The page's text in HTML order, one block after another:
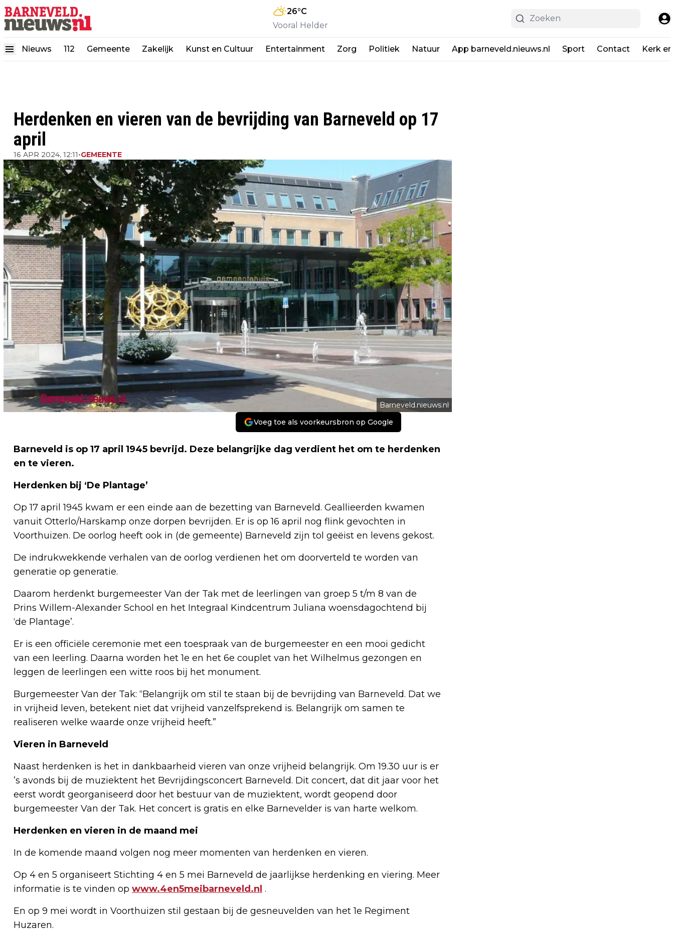
26°C
Vooral Helder
Nieuws 112 Gemeente Zakelijk Kunst en Cultuur Entertainment Zorg Politiek Natuur App barneveld.nieuws.nl Sport Contact Kerk
Herdenken en vieren van de bevrijding van Barneveld op 17
april
16 APR 2024, 12:11•GEMEENTE
Barneveld.nieuws.nl
Voeg toe als voorkeursbron op Google
Barneveld is op 17 april 1945 bevrijd. Deze belangrijke dag verdient het om te herdenken
en te vieren.
Herdenken bij ‘De Plantage’
Op 17 april 1945 kwam er een einde aan de bezetting van Barneveld. Geallieerden kwamen
vanuit Otterlo/Harskamp onze dorpen bevrijden. Er is op 16 april nog flink gevochten in
Voorthuizen. De oorlog heeft ook in (de gemeente) Barneveld zijn tol geëist en levens gekost.
De indrukwekkende verhalen van de oorlog verdienen het om doorverteld te worden van
generatie op generatie.
Daarom herdenkt burgemeester Van der Tak met de leerlingen van groep 5 t/m 8 van de
Prins Willem-Alexander School en het Integraal Kindcentrum Juliana woensdagochtend bij
‘de Plantage’.
Er is een officiële ceremonie met een toespraak van de burgemeester en een mooi gedicht
van een leerling. Daarna worden het 1e en het 6e couplet van het Wilhelmus gezongen en
leggen de leerlingen een witte roos bij het monument.
Burgemeester Van der Tak: “Belangrijk om stil te staan bij de bevrijding van Barneveld. Dat we
in vrijheid leven, betekent niet dat vrijheid vanzelfsprekend is. Belangrijk om samen te
realiseren welke waarde onze vrijheid heeft.”
Vieren in Barneveld
Naast herdenken is het in dankbaarheid vieren van onze vrijheid belangrijk. Om 19.30 uur is er
’s avonds bij de muziektent het Bevrijdingsconcert Barneveld. Dit concert, dat dit jaar voor het
eerst wordt georganiseerd door het bestuur van de muziektent, wordt geopend door
burgemeester Van der Tak. Het concert is gratis en elke Barnevelder is van harte welkom.
Herdenken en vieren in de maand mei
In de komende maand volgen nog meer momenten van herdenken en vieren.
Op 4 en 5 organiseert Stichting 4 en 5 mei Barneveld de jaarlijkse herdenking en viering. Meer
informatie is te vinden op www.4en5meibarneveld.nl .
En op 9 mei wordt in Voorthuizen stil gestaan bij de gesneuvelden van het 1e Regiment
Huzaren.